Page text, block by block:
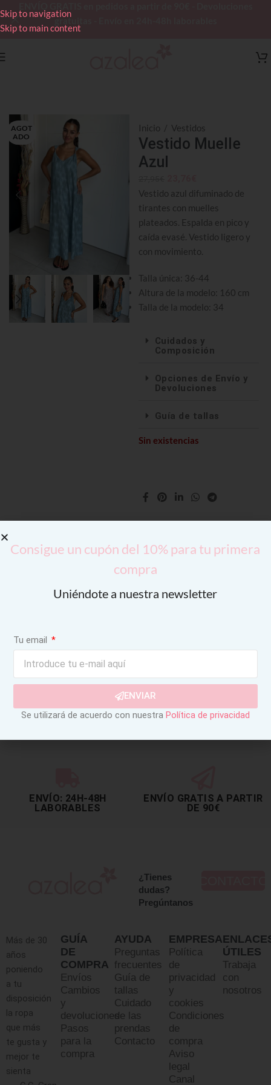
Skip to navigation
Skip to main content
gratuitas - Envío en 24h-48h laborables
AGOT
ADO
Inicio / Vestidos
Vestido Muelle
Azul
Vestido azul difuminado de
tirantes con muelles
plateados. Espalda en pico y
caída evasé. Vestido ligero y
con movimiento.
Talla única: 36-44
Altura de la modelo: 160 cm
Talla de la modelo: 34
Cuidados y
Composición
Opciones de Envío y
Devoluciones
Guía de tallas
Sin existencias
ENVÍO: 24H-48H
LABORABLES
ENVÍO GRATIS A PARTIR
DE 90€
¿Tienes
dudas?
Pregúntanos
Más de 30
años
poniendo
a tu
disposición
la ropa
que más
te gusta y
mejor te
sienta
GUÍA
DE
COMPRA
Envíos
Cambios
y
devoluciones
Pasos
para la
compra
AYUDA
Preguntas
frecuentes
Guía de
tallas
Cuidado
de las
prendas
Contacto
EMPRESA
Política
de
privacidad
y
cookies
Condiciones
de
compra
Aviso
legal
Canal
ÚTILES
Trabaja
con
nosotros
Consigue un cupón del 10% para tu primera
compra
Uniéndote a nuestra newsletter
Tu email
ENVIAR
Se utilizará de acuerdo con nuestra Política de privacidad